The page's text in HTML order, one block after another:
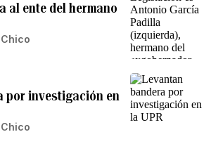
al ente del hermano
por investigación en